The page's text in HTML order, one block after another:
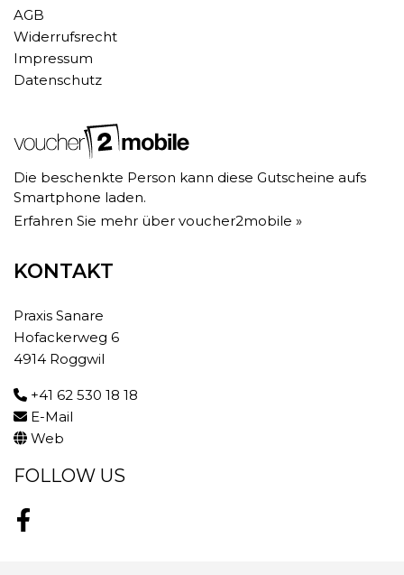
AGB
Widerrufsrecht
Impressum
Datenschutz
Die beschenkte Person kann diese Gutscheine aufs
Smartphone laden.
Erfahren Sie mehr über voucher2mobile »
KONTAKT
Praxis Sanare
Hofackerweg 6
4914 Roggwil
+41 62 530 18 18
E-Mail
Web
FOLLOW US
Facebook